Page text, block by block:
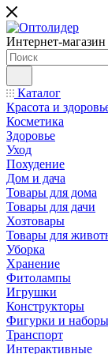
Интернет-магазин
Каталог
Красота и
Косметика
Здоровье
Уход
Похудение
Дом и дача
Товары для дома
Товары для дачи
Хозтовары
Товары для
Уборка
Хранение
Фитолампы
Игрушки
Конструкторы
Фигурки и наборы
Транспорт
Интерактивные